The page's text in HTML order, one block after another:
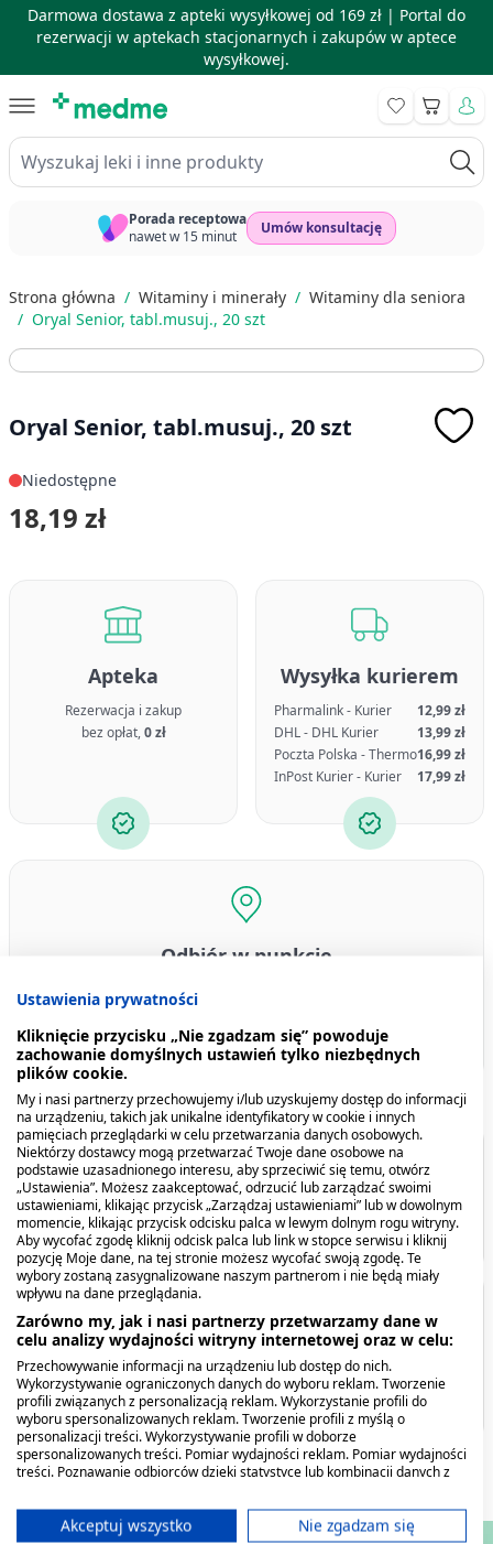
Darmowa dostawa z apteki wysyłkowej od 169 zł | Portal do
rezerwacji w aptekach stacjonarnych i zakupów w aptece
wysyłkowej.
Wyszukaj leki i inne produkty
Koszyk
Porada receptowa
nawet w 15 minut
Umów konsultację
Strona główna / Witaminy i minerały / Witaminy dla seniora
/ Oryal Senior, tabl.musuj., 20 szt
Oryal Senior, tabl.musuj., 20 szt
Niedostępne
18,19 zł
Apteka
Rezerwacja i zakup
bez opłat,0 zł
Wysyłka kurierem
Pharmalink - Kurier
12,99 zł
DHL - DHL Kurier
13,99 zł
Poczta Polska - Thermo16,99 zł
InPost Kurier - Kurier
17,99 zł
Odbiór w punkcie
DHL - Automaty DHL BOX 24/7 i punkty POP
ORLEN Paczka - ORLEN Paczka
InPost Paczkomat® 24/7 - InPost Paczkomat® 24/7
Spis treści
Producent - podmiot odpowiedzialny
Producent - podmiot
odpowiedzialny
USP ZDROWIE SP.ZO.O.
Ustawienia prywatności
Kliknięcie przycisku „Nie zgadzam się” powoduje
zachowanie domyślnych ustawień tylko niezbędnych
plików cookie.
My i nasi partnerzy przechowujemy i/lub uzyskujemy dostęp do informacji
na urządzeniu, takich jak unikalne identyfikatory w cookie i innych
pamięciach przeglądarki w celu przetwarzania danych osobowych.
Niektórzy dostawcy mogą przetwarzać Twoje dane osobowe na
podstawie uzasadnionego interesu, aby sprzeciwić się temu, otwórz
„Ustawienia”. Możesz zaakceptować, odrzucić lub zarządzać swoimi
ustawieniami, klikając przycisk „Zarządzaj ustawieniami” lub w dowolnym
momencie, klikając przycisk odcisku palca w lewym dolnym rogu witryny.
Aby wycofać zgodę kliknij odcisk palca lub link w stopce serwisu i kliknij
pozycję Moje dane, na tej stronie możesz wycofać swoją zgodę. Te
wybory zostaną zasygnalizowane naszym partnerom i nie będą miały
wpływu na dane przeglądania.
Zarówno my, jak i nasi partnerzy przetwarzamy dane w
celu analizy wydajności witryny internetowej oraz w celu:
Przechowywanie informacji na urządzeniu lub dostęp do nich.
Wykorzystywanie ograniczonych danych do wyboru reklam. Tworzenie
profili związanych z personalizacją reklam. Wykorzystanie profili do
wyboru spersonalizowanych reklam. Tworzenie profili z myślą o
personalizacji treści. Wykorzystywanie profili w doborze
spersonalizowanych treści. Pomiar wydajności reklam. Pomiar wydajności
treści. Poznawanie odbiorców dzięki statystyce lub kombinacji danych z
ograniczonych danych do wyboru treści.
Dane mogą być udostępniane poza Unię Europejską i wysyłane do USA.
Akceptuj wszystko
Nie zgadzam się